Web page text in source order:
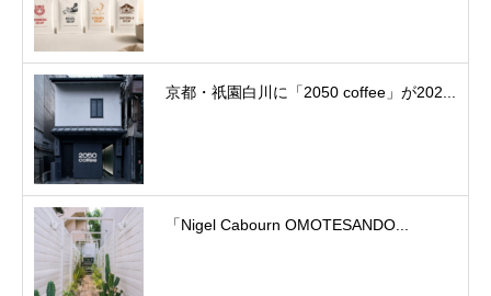
京都・祇園白川に「2050 coffee」が202...
「Nigel Cabourn OMOTESANDO...